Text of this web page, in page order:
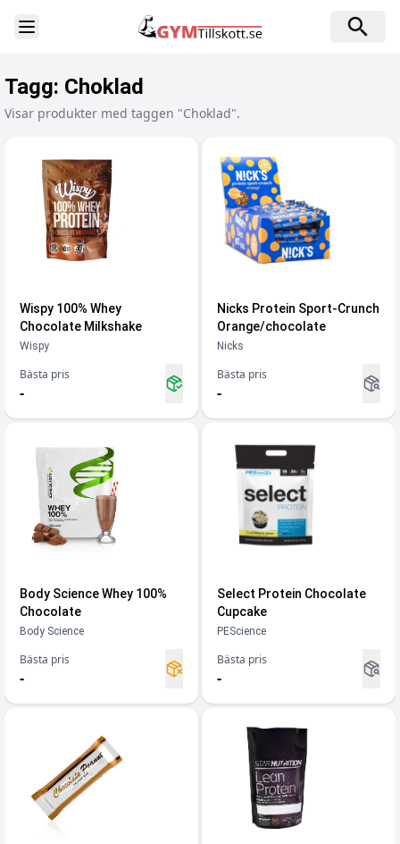
Toggle Sidebar
Tagg: Choklad
Visar produkter med taggen "Choklad".
Wispy 100% Whey
Chocolate Milkshake
Wispy
Bästa pris
-
Nicks Protein Sport-Crunch
Orange/chocolate
Nicks
Bästa pris
-
Body Science Whey 100%
Chocolate
Body Science
Bästa pris
-
Select Protein Chocolate
Cupcake
PEScience
Bästa pris
-